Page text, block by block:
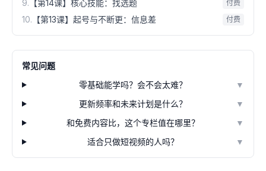
9. 【第14课】核心技能：找选题 付费
10. 【第13课】起号与不断更：信息差 付费
常见问题
零基础能学吗？会不会太难？
▼
更新频率和未来计划是什么？
▼
和免费内容比，这个专栏值在哪里？
▼
适合只做短视频的人吗？
▼